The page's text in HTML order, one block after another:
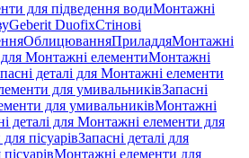
для підведення водиМонтажні
Geberit DuofixСтінові
ОблицюванняПриладдяМонтажні
для Монтажні елементиМонтажні
деталі для Монтажні елементи
для умивальниківЗапасні
для умивальниківМонтажні
деталі для Монтажні елементи для
пісуарівЗапасні деталі для
Монтажні елементи для